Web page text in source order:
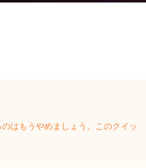
はもうやめましょう。このクイッ